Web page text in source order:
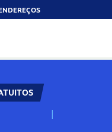
N